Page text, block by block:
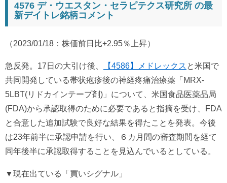
4576 デ・ウエスタン・セラピテクス研究所 の最
新デイトレ銘柄コメント
（2023/01/18：株価前日比+2.95％上昇）
急反発。17日の大引け後、 【4586】メドレックス と米国で
共同開発している帯状疱疹後の神経疼痛治療薬「MRX-
5LBT(リドカインテープ剤)」について、米国食品医薬品局
(FDA)から承認取得のために必要であると指摘を受け、FDA
と合意した追加試験で良好な結果を得たことを発表。今後
は23年前半に承認申請を行い、６カ月間の審査期間を経て
同年後半に承認取得することを見込んでいるとしている。
▼現在出ている「買いシグナル」